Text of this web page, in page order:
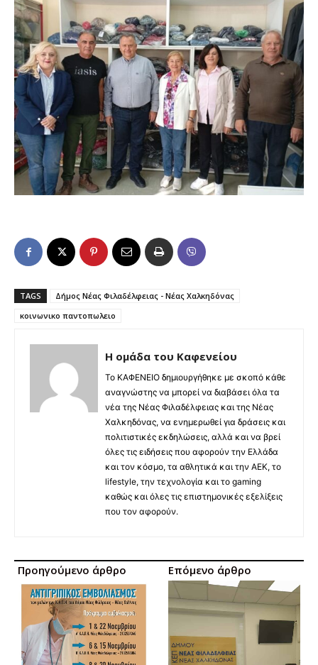
TAGS
Δήμος Νέας Φιλαδέλφειας - Νέας Χαλκηδόνας
κοινωνικο παντοπωλειο
Η ομάδα του Καφενείου
Το ΚΑΦΕΝΕΙΟ δημιουργήθηκε με σκοπό κάθε
αναγνώστης να μπορεί να διαβάσει όλα τα
νέα της Νέας Φιλαδέλφειας και της Νέας
Χαλκηδόνας, να ενημερωθεί για δράσεις και
πολιτιστικές εκδηλώσεις, αλλά και να βρεί
όλες τις ειδήσεις που αφορούν την Ελλάδα
και τον κόσμο, τα αθλητικά και την ΑΕΚ, το
lifestyle, την τεχνολογία και το gaming
καθώς και όλες τις επιστημονικές εξελίξεις
που τον αφορούν.
Προηγούμενο άρθρο Επόμενο άρθρο